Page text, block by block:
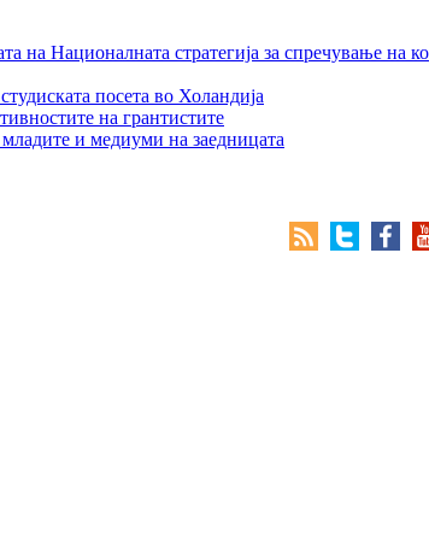
на Националната стратегија за спречување
посета во Холандија
на грантистите
и медиуми на заедницата